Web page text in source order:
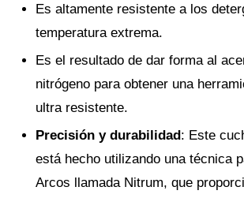
Es altamente resistente a los
temperatura extrema.
Es el resultado de dar forma al
nitrógeno para obtener una
ultra resistente.
Precisión y durabilidad: Este
está hecho utilizando una técnica
Arcos llamada Nitrum, que